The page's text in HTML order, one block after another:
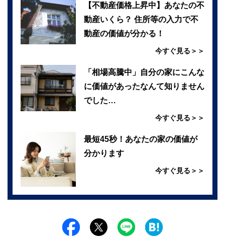
【不動産価格上昇中】あなたの不
動産いくら？ 住所等の入力で不
動産の価値が分かる！
今すぐ見る＞＞
「相場高騰中」自分の家にこんな
に価値があったなんて知りません
でした…
今すぐ見る＞＞
最短45秒！あなたの家の価値が
分かります
今すぐ見る＞＞